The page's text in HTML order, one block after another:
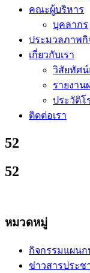
คณะผู้บริหาร
บุคลากร
ประมวลภาพกิ
เกี่ยวกับเรา
วิสัยทัศ
รายงาน
ประวัติโ
ติดต่อเรา
52
52
หมวดหมู่
กิจกรรมแผนก
ข่าวสารประช